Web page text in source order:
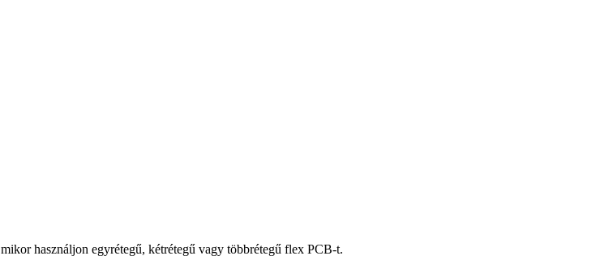
használjon egyrétegű, kétrétegű vagy többrétegű flex PCB-t.